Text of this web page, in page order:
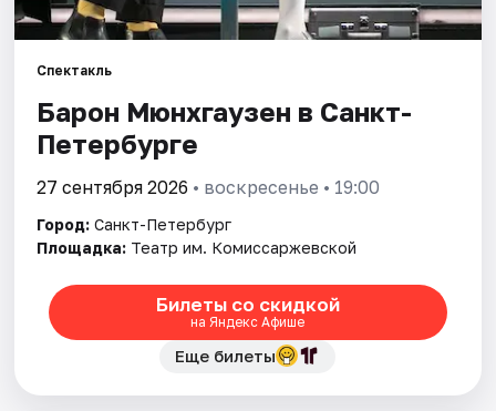
Спектакль
Барон Мюнхгаузен в Санкт-
Петербурге
27 сентября 2026 • воскресенье • 19:00
Город: Санкт-Петербург
Площадка: Театр им. Комиссаржевской
Билеты со скидкой
на Яндекс Афише
Еще билеты